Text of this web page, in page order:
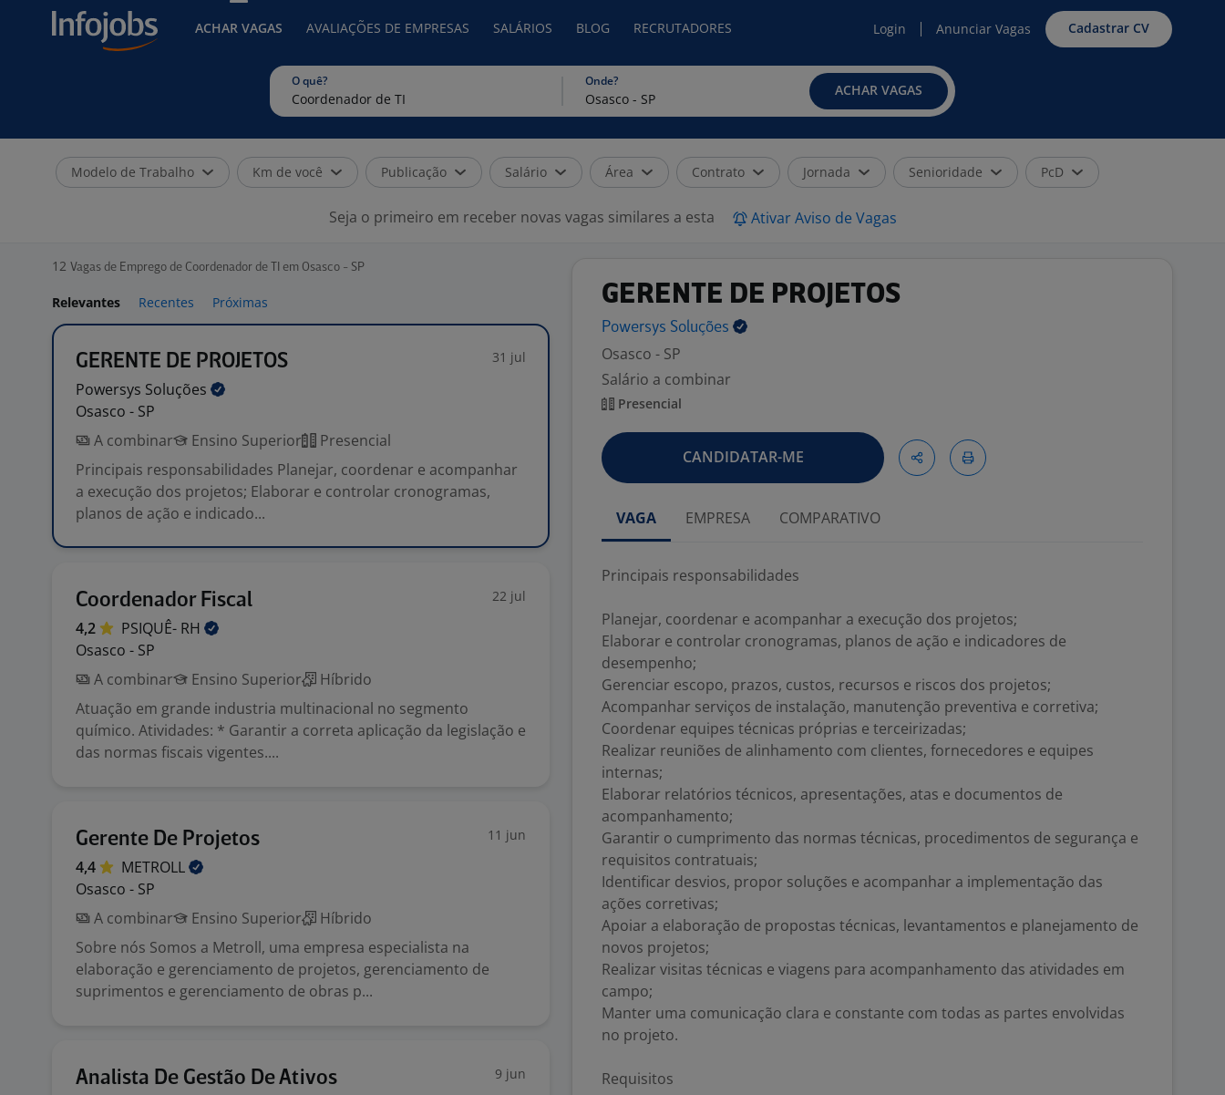
ACHAR VAGAS AVALIAÇÕES DE EMPRESAS SALÁRIOS BLOG RECRUTADORES Login Anunciar Vagas Cadastrar CV
O quê? Onde?
ACHAR VAGAS
Modelo de Trabalho Km de você Publicação Salário Área Contrato Jornada Senioridade PcD
Seja o primeiro em receber novas vagas similares a esta Ativar Aviso de Vagas
12 Vagas de Emprego de Coordenador de TI em Osasco - SP
Relevantes Recentes Próximas
GERENTE DE PROJETOS 31 jul
Powersys Soluções
Osasco - SP
A combinar
Ensino Superior
Presencial
Principais responsabilidades Planejar, coordenar e acompanhar
a execução dos projetos; Elaborar e controlar cronogramas,
planos de ação e indicado...
Coordenador Fiscal 22 jul
4,2 PSIQUÊ- RH
Osasco - SP
A combinar
Ensino Superior
Híbrido
Atuação em grande industria multinacional no segmento
químico. Atividades: * Garantir a correta aplicação da legislação e
das normas fiscais vigentes....
Gerente De Projetos 11 jun
4,4
METROLL
Osasco - SP
A combinar
Ensino Superior
Híbrido
Sobre nós Somos a Metroll, uma empresa especialista na
elaboração e gerenciamento de projetos, gerenciamento de
suprimentos e gerenciamento de obras p...
Analista De Gestão De Ativos 9 jun
GERENTE DE PROJETOS
Powersys Soluções
Osasco - SP
Salário a combinar
Presencial
CANDIDATAR-ME
VAGA EMPRESA COMPARATIVO
Principais responsabilidades
Planejar, coordenar e acompanhar a execução dos projetos;
Elaborar e controlar cronogramas, planos de ação e indicadores de
desempenho;
Gerenciar escopo, prazos, custos, recursos e riscos dos projetos;
Acompanhar serviços de instalação, manutenção preventiva e corretiva;
Coordenar equipes técnicas próprias e terceirizadas;
Realizar reuniões de alinhamento com clientes, fornecedores e equipes
internas;
Elaborar relatórios técnicos, apresentações, atas e documentos de
acompanhamento;
Garantir o cumprimento das normas técnicas, procedimentos de segurança e
requisitos contratuais;
Identificar desvios, propor soluções e acompanhar a implementação das
ações corretivas;
Apoiar a elaboração de propostas técnicas, levantamentos e planejamento de
novos projetos;
Realizar visitas técnicas e viagens para acompanhamento das atividades em
campo;
Manter uma comunicação clara e constante com todas as partes envolvidas
no projeto.
Requisitos